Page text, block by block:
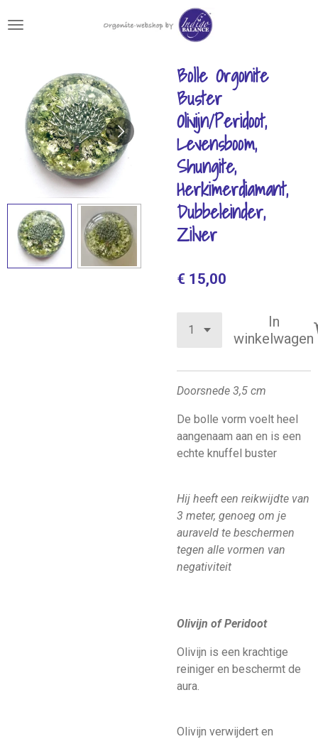
direct
hoofdinhoud
Bolle Orgonite
Buster
Olivijn/Peridoot,
Levensboom,
Shungite,
Herkimerdiamant,
Dubbeleinder,
Zilver
€ 15,00
In
winkelwagen
Doorsnede 3,5 cm
De bolle vorm voelt heel
aangenaam aan en is een
echte knuffel buster
Hij heeft een reikwijdte van
3 meter, genoeg om je
auraveld te beschermen
tegen alle vormen van
negativiteit
Olivijn of Peridoot
Olivijn is een krachtige
reiniger en beschermt de
aura.
Olivijn verwijdert en